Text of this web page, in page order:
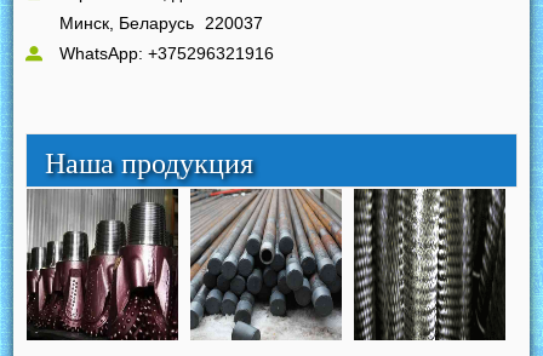
Минск, Беларусь
220037
WhatsApp: +375296321916
Наша продукция